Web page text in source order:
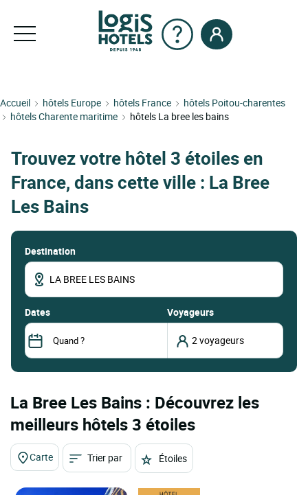
Accueil hôtels Europe hôtels France
hôtels Poitou-charentes
hôtels Charente maritime
hôtels La bree les bains
Trouvez votre hôtel 3 étoiles en
France, dans cette ville : La Bree
Les Bains
Destination
dates Voyageurs
La Bree Les Bains : Découvrez les
meilleurs hôtels 3 étoiles
Carte Trier par Étoiles